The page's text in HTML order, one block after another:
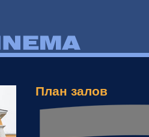
План залов